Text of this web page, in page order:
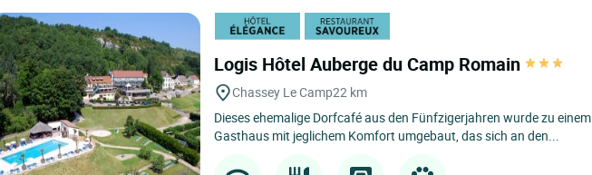
Logis Hôtel Auberge du Camp Romain
Chassey Le Camp22 km
Dieses ehemalige Dorfcafé aus den Fünfzigerjahren wurde zu einem
Gasthaus mit jeglichem Komfort umgebaut, das sich an den...